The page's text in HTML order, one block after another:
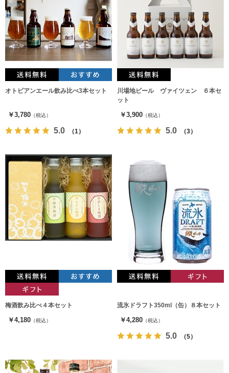
オトビアンエール飲み比べ3本セット
￥3,780 （税込）
5.0 （1）
川場地ビール ヴァイツェン ６本セ
ット
￥3,900 （税込）
5.0 （3）
梅酒飲み比べ４本セット
￥4,180 （税込）
流氷ドラフト350ml（缶）８本セット
￥4,280 （税込）
5.0 （5）